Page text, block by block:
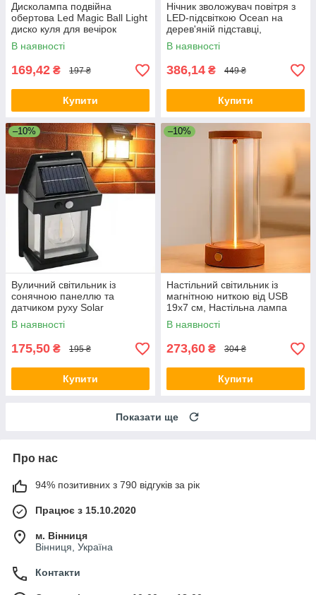
Дисколампа подвійна
обертова Led Magic Ball Light
диско куля для вечірок
В наявності
169,42 ₴ 197 ₴
Купити
Нічник зволожувач повітря з
LED-підсвіткою Ocean на
дерев'яній підставці,
проєкційний зволожувач
повітря
В наявності
386,14 ₴ 449 ₴
Купити
–10%
Вуличний світильник із
сонячною панеллю та
датчиком руху Solar
Interaction Wall Lamp 889
В наявності
175,50 ₴ 195 ₴
Купити
–10%
Настільний світильник із
магнітною ниткою від USB
19х7 см, Настільна лампа
нічник, LED-лампа
акумуляторна мінімалістична
В наявності
273,60 ₴ 304 ₴
Купити
Показати ще
Про нас
94% позитивних з 790 відгуків за рік
Працює з 15.10.2020
м. Вінниця
Вінниця, Україна
Контакти